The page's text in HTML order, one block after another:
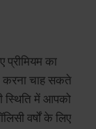
का
करना चाह सकते
स्थिति में आपको
वर्षों के लिए